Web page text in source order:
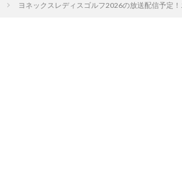
ヨネックスレディスゴルフ2026の放送配信予定